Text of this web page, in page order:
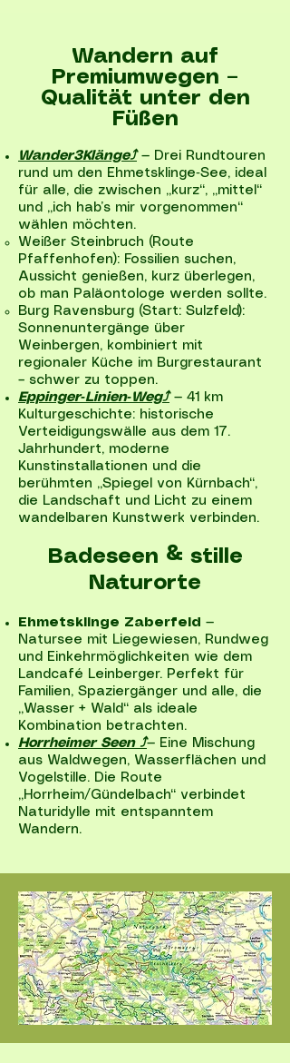
Wandern auf
Premiumwegen –
Qualität unter den
Füßen
Wander3Klänge⤴ — Drei Rundtouren
rund um den Ehmetsklinge‑See, ideal
für alle, die zwischen „kurz“, „mittel“
und „ich hab’s mir vorgenommen“
wählen möchten.
Weißer Steinbruch (Route
Pfaffenhofen): Fossilien suchen,
Aussicht genießen, kurz überlegen,
ob man Paläontologe werden sollte.
Burg Ravensburg (Start: Sulzfeld):
Sonnenuntergänge über
Weinbergen, kombiniert mit
regionaler Küche im Burgrestaurant
– schwer zu toppen.
Eppinger‑Linien‑Weg⤴ — 41 km
Kulturgeschichte: historische
Verteidigungswälle aus dem 17.
Jahrhundert, moderne
Kunstinstallationen und die
berühmten „Spiegel von Kürnbach“,
die Landschaft und Licht zu einem
wandelbaren Kunstwerk verbinden.
Badeseen & stille
Naturorte
Ehmetsklinge Zaberfeld —
Natursee mit Liegewiesen, Rundweg
und Einkehrmöglichkeiten wie dem
Landcafé Leinberger. Perfekt für
Familien, Spaziergänger und alle, die
„Wasser + Wald“ als ideale
Kombination betrachten.
Horrheimer Seen ⤴— Eine Mischung
aus Waldwegen, Wasserflächen und
Vogelstille. Die Route
„Horrheim/Gündelbach“ verbindet
Naturidylle mit entspanntem
Wandern.